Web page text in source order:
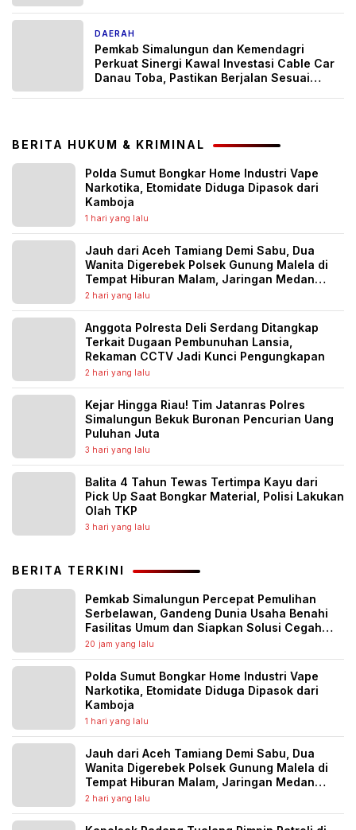
DAERAH
Pemkab Simalungun dan Kemendagri
Perkuat Sinergi Kawal Investasi Cable Car
Danau Toba, Pastikan Berjalan Sesuai
BERITA HUKUM & KRIMINAL
Polda Sumut Bongkar Home Industri Vape
Narkotika, Etomidate Diduga Dipasok dari
Kamboja
1 hari yang lalu
Jauh dari Aceh Tamiang Demi Sabu, Dua
Wanita Digerebek Polsek Gunung Malela di
Tempat Hiburan Malam, Jaringan Medan
Diburu
2 hari yang lalu
Anggota Polresta Deli Serdang Ditangkap
Terkait Dugaan Pembunuhan Lansia,
Rekaman CCTV Jadi Kunci Pengungkapan
2 hari yang lalu
Kejar Hingga Riau! Tim Jatanras Polres
Simalungun Bekuk Buronan Pencurian Uang
Puluhan Juta
3 hari yang lalu
Balita 4 Tahun Tewas Tertimpa Kayu dari
Pick Up Saat Bongkar Material, Polisi Lakukan
Olah TKP
3 hari yang lalu
BERITA TERKINI
Pemkab Simalungun Percepat Pemulihan
Serbelawan, Gandeng Dunia Usaha Benahi
Fasilitas Umum dan Siapkan Solusi Cegah
Banjir Berulang
20 jam yang lalu
Polda Sumut Bongkar Home Industri Vape
Narkotika, Etomidate Diduga Dipasok dari
Kamboja
1 hari yang lalu
Jauh dari Aceh Tamiang Demi Sabu, Dua
Wanita Digerebek Polsek Gunung Malela di
Tempat Hiburan Malam, Jaringan Medan
Diburu
2 hari yang lalu